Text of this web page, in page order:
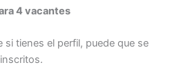
4 vacantes
tienes el perfil, puede que se